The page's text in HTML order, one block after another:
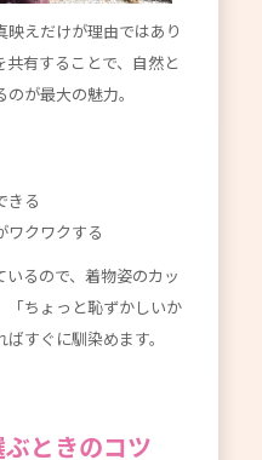
えだけが理由ではあり
共有することで、自然と
が最大の魅力。
きる
ワクワクする
るので、着物姿のカッ
「ちょっと恥ずかしいか
すぐに馴染めます。
ときのコツ